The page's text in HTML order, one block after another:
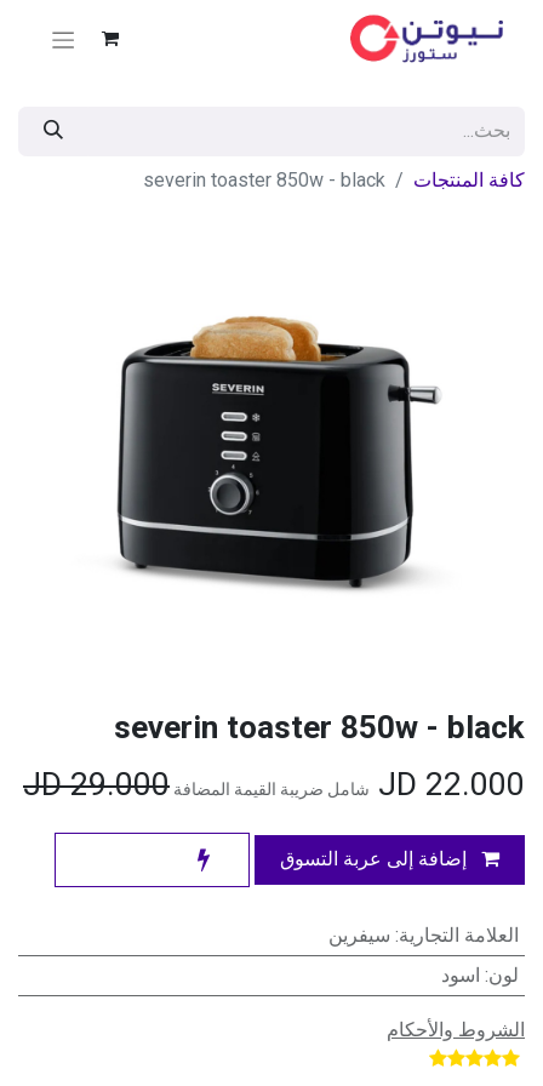
كافة المنتجات severin toaster 850w - black
severin toaster 850w - black
22.000
شامل ضريبة القيمة المضافة 29.000
JD
إضافة إلى عربة التسوق
العلامة التجارية: سيفرين
لون: اسود
الشروط والأحكام